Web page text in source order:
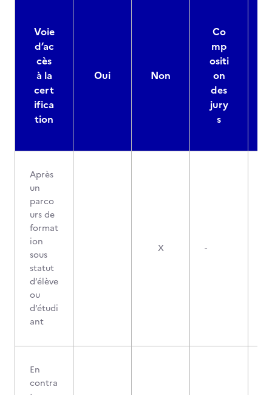
Voie
d’ac
cès
à la
cert
ifica
tion
Oui Non
Co
mp
ositi
on
des
jury
s
Après
un
parco
urs de
format
ion
sous
statut
d’élève
ou
d’étudi
ant
X -
En
contra